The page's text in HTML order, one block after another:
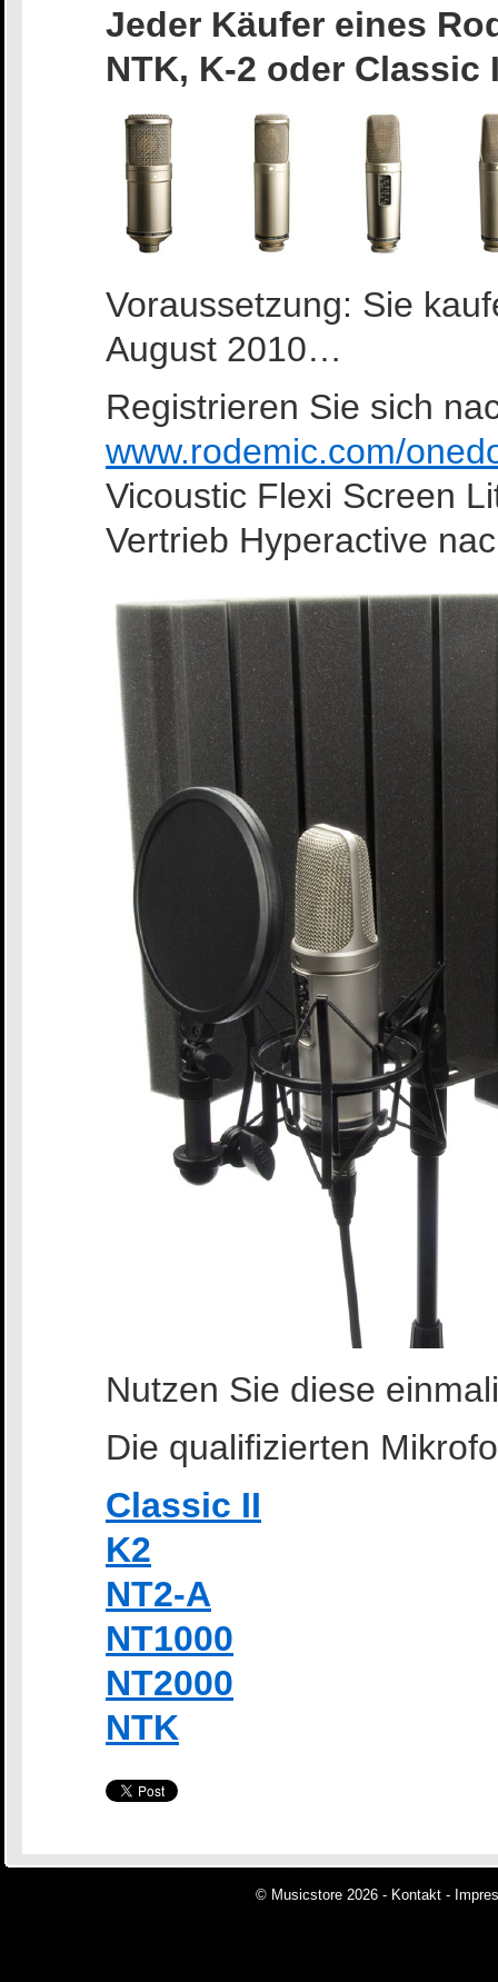
Jeder Käufer eines
NTK, K-2 oder
Voraussetzung: Sie
August 2010…
Registrieren Sie sich
www.rodemic.com/
Vicoustic Flexi Screen
Vertrieb Hyperactive
Nutzen Sie diese
Die qualifizierten
Classic II
K2
NT2-A
NT1000
NT2000
NTK
© Musicstore 2026 - Kontakt -